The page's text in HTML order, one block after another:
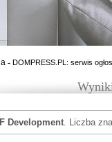
- DOMPRESS.PL: serwis
Development. Liczba